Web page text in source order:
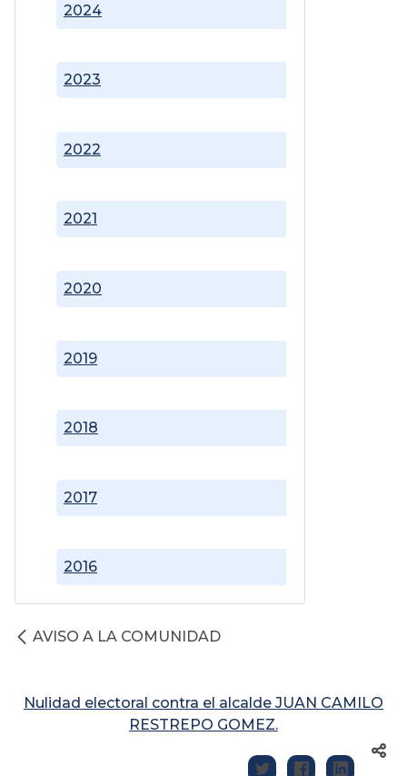
2016
2017
2018
2019
2020
2021
2022
2023
2024
AVISO A LA COMUNIDAD
Nulidad electoral contra el alcalde JUAN CAMILO
RESTREPO GOMEZ.